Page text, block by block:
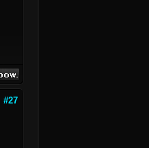
#27